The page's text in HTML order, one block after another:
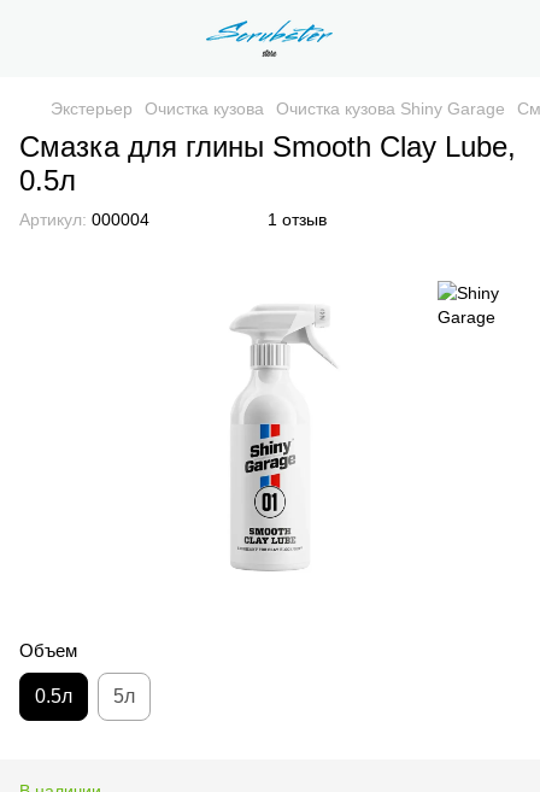
Экстерьер Очистка кузова Очистка кузова Shiny Garage
Смазка для глины Smooth Clay Lube,
0.5л
Артикул: 000004 1 отзыв
Объем
0.5л 5л